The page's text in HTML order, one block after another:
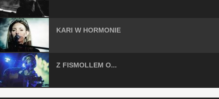
KARI W HORMONIE
Z FISMOLLEM O...